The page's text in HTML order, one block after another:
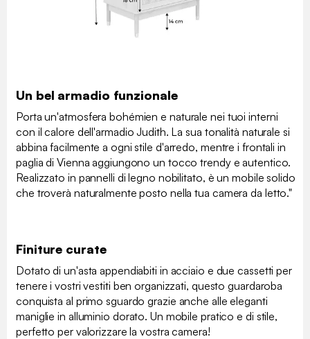
Un bel armadio funzionale
Porta un'atmosfera bohémien e naturale nei tuoi interni
con il calore dell'armadio Judith. La sua tonalità naturale si
abbina facilmente a ogni stile d'arredo, mentre i frontali in
paglia di Vienna aggiungono un tocco trendy e autentico.
Realizzato in pannelli di legno nobilitato, è un mobile solido
che troverà naturalmente posto nella tua camera da letto."
Finiture curate
Dotato di un'asta appendiabiti in acciaio e due cassetti per
tenere i vostri vestiti ben organizzati, questo guardaroba
conquista al primo sguardo grazie anche alle eleganti
maniglie in alluminio dorato. Un mobile pratico e di stile,
perfetto per valorizzare la vostra camera!